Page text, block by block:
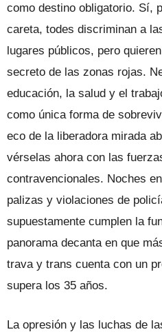
como destino obligatorio. Sí,
careta, todes discriminan a
lugares públicos, pero
secreto de las zonas rojas.
educación, la salud y el
como única forma de
eco de la liberadora mirada
vérselas ahora con las
contravencionales. Noches
palizas y violaciones de
supuestamente cumplen la
panorama decanta en que
trava y trans cuenta con un
supera los 35 años.
La opresión y las luchas de